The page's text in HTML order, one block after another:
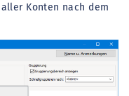
Konten nach dem